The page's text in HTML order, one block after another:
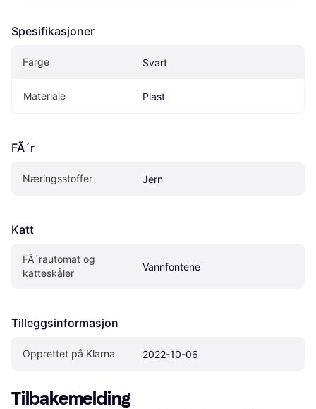
Spesifikasjoner
Farge Svart
Materiale Plast
FÃ´r
Næringsstoffer Jern
Katt
FÃ´rautomat og
katteskåler
Vannfontene
Tilleggsinformasjon
Opprettet på Klarna 2022-10-06
Tilbakemelding